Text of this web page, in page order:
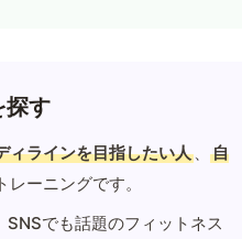
探す
ィラインを目指したい人 、
自
レーニングです。
でも話題のフィットネス